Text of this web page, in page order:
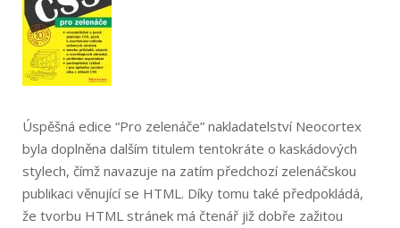
XHTML
a
CSS“
Úspěšná edice “Pro zelenáče” nakladatelství Neocortex
byla doplněna dalším titulem tentokráte o kaskádových
stylech, čímž navazuje na zatím předchozí zelenáčskou
publikaci věnující se HTML. Díky tomu také předpokládá,
že tvorbu HTML stránek má čtenář již dobře zažitou